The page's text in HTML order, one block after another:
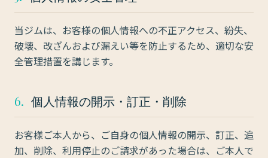
当ジムは、お客様の個人情報への不正アクセス、紛失、
破壊、改ざんおよび漏えい等を防止するため、適切な安
全管理措置を講じます。
6. 個人情報の開示・訂正・削除
お客様ご本人から、ご自身の個人情報の開示、訂正、追
加、削除、利用停止のご請求があった場合は、ご本人で